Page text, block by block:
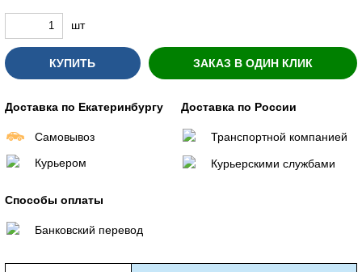
шт
КУПИТЬ ЗАКАЗ В ОДИН КЛИК
Доставка по Екатеринбургу
Самовывоз
Курьером
Доставка по России
Транспортной компанией
Курьерскими службами
Способы оплаты
Банковский перевод